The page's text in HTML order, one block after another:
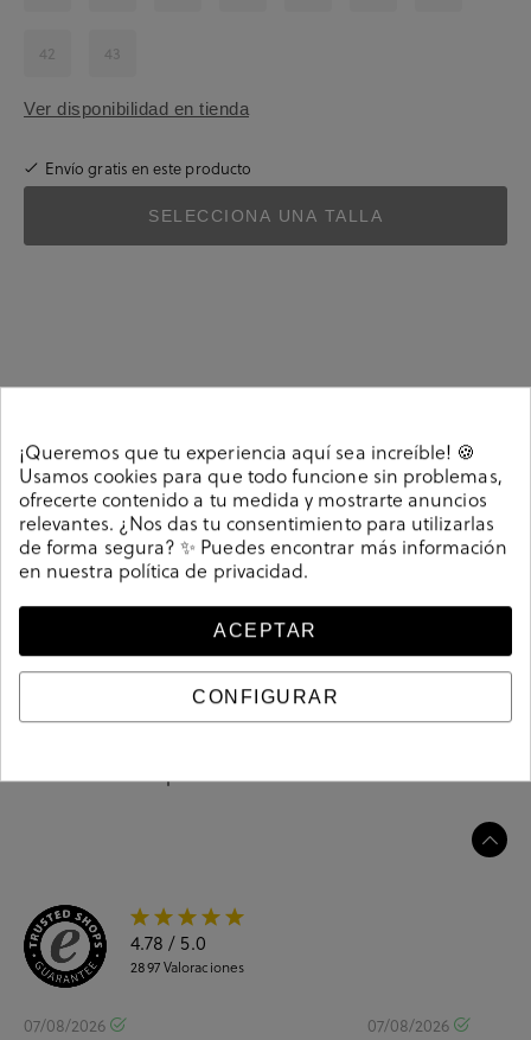
42 43
Ver disponibilidad en tienda
Envío gratis en este producto
SELECCIONA UNA TALLA
Botas Rhostock 13238 en serraje taupe. Altura de caña
28 ctms. Altura tacón 4cm. Sin cierre, slip on. La plantilla
no es extraible. Hecho en España.
Referencia203864
Guía de tallas
Ciudados y limpieza
Información del producto
4.78 / 5.0
2897Valoraciones
07/08/2026 07/08/2026
¡Queremos que tu experiencia aquí sea increíble! 🍪
Usamos cookies para que todo funcione sin problemas,
ofrecerte contenido a tu medida y mostrarte anuncios
relevantes. ¿Nos das tu consentimiento para utilizarlas
de forma segura? ✨ Puedes encontrar más información
en nuestra política de privacidad.
ACEPTAR
CONFIGURAR